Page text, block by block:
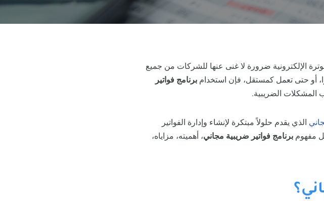
الإلكترونية ضرورة لا غنى عنها للشركات من جميع
أو حتى تعمل كمستقل، فإن استخدامبرنامج فواتير
المشكلات الضريبية.
الذي يقدم حلولاً مبتكرة لإنشاء وإدارة الفواتير
مفهومبرنامج فواتير ضريبية مجاني، أهميته، مزاياه،